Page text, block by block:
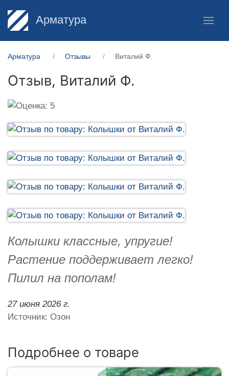
Арматура
Арматура Отзывы Виталий Ф.
Отзыв, Виталий Ф.
Колышки классные, упругие!
Растение поддерживает легко!
Пилил на пополам!
27 июня 2026 г.
Источник: Озон
Подробнее о товаре